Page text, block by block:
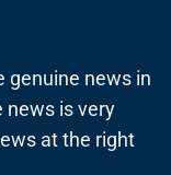
genuine news in
news is very
at the right